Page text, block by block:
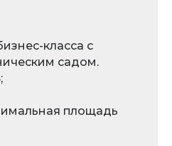
класса с
садом.
площадь